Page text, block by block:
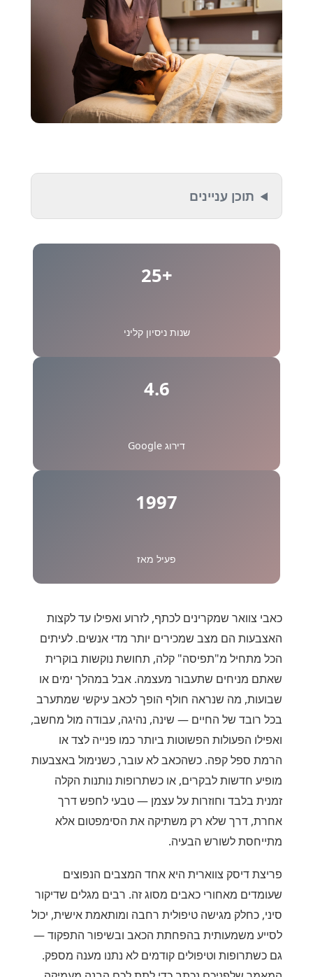
תוכן עניינים
+25
שנות ניסיון קליני
4.6
דירוג Google
1997
פעיל מאז
כאבי צוואר שמקרינים לכתף, לזרוע ואפילו עד לקצות
האצבעות הם מצב שמכירים יותר מדי אנשים. לעיתים
הכל מתחיל מ"תפיסה" קלה, תחושת נוקשות בוקרית
שאתם מניחים שתעבור מעצמה. אבל במהלך ימים או
שבועות, מה שנראה חולף הופך לכאב עיקשי שמתערב
בכל רובד של החיים — שינה, נהיגה, עבודה מול מחשב,
ואפילו הפעולות הפשוטות ביותר כמו פנייה לצד או
הרמת ספל קפה. כשהכאב לא עובר, כשנימול באצבעות
מופיע חדשות לבקרים, או כשתרופות נותנות הקלה
זמנית בלבד וחוזרות על עצמן — טבעי לחפש דרך
אחרת, דרך שלא רק משתיקה את הסימפטום אלא
מתייחסת לשורש הבעיה.
פריצת דיסק צווארית היא אחד המצבים הנפוצים
שעומדים מאחורי כאבים מסוג זה. רבים מגלים שדיקור
סיני, כחלק מגישה טיפולית רחבה ומותאמת אישית, יכול
לסייע משמעותית בהפחתת הכאב ובשיפור התפקוד —
גם כשתרופות וטיפולים קודמים לא נתנו מענה מספק.